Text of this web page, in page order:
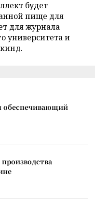
будет
пище для
для журнала
университета и
обеспечивающий